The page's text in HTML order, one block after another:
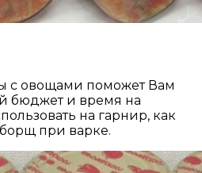
с овощами поможет Вам
бюджет и время на
на гарнир, как
при варке.